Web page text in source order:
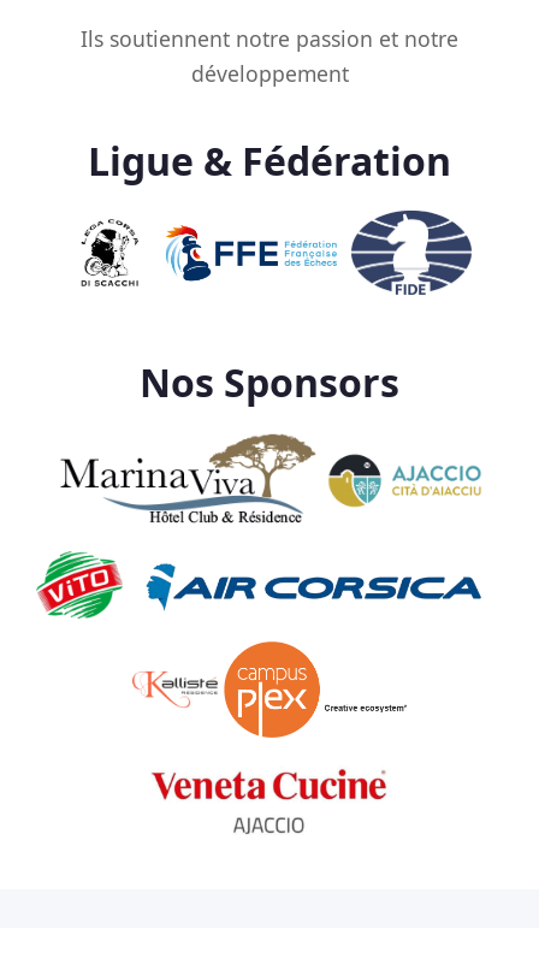
Ils soutiennent notre passion et notre
développement
Ligue & Fédération
Nos Sponsors